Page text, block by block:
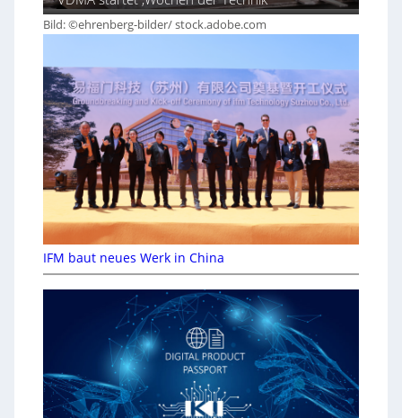
Bild: ©ehrenberg-bilder/ stock.adobe.com
IFM baut neues Werk in China